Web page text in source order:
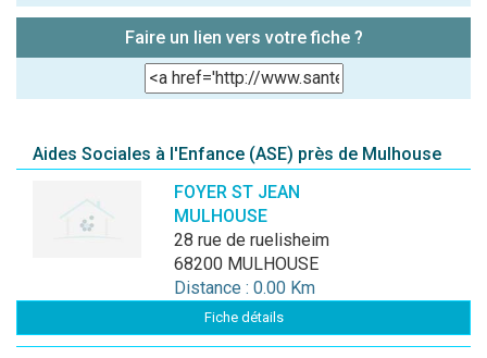
Faire un lien vers votre fiche ?
Aides Sociales à l'Enfance (ASE) près de Mulhouse
FOYER ST JEAN
MULHOUSE
28 rue de ruelisheim
68200 MULHOUSE
Distance : 0.00 Km
Fiche détails